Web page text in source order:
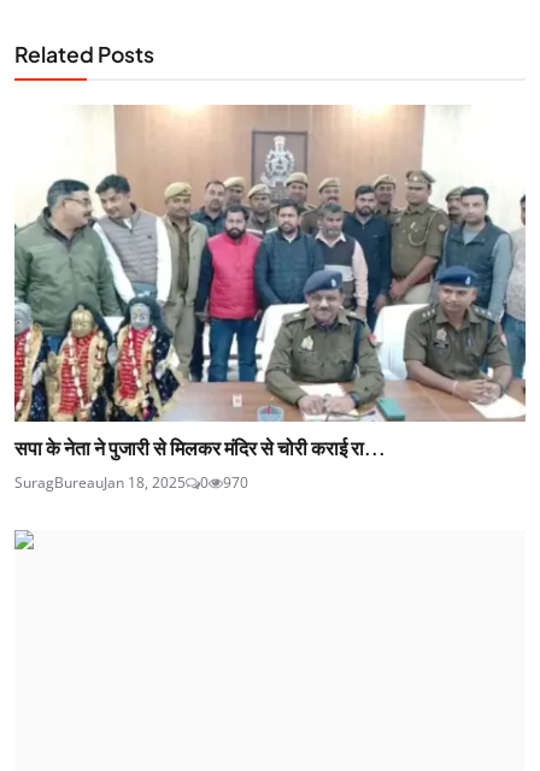
Related Posts
सपा के नेता ने पुजारी से मिलकर मंदिर से चोरी कराई रा...
SuragBureauJan 18, 2025 0 970